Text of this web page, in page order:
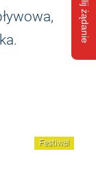
Wyślij żądanie
Festiwal